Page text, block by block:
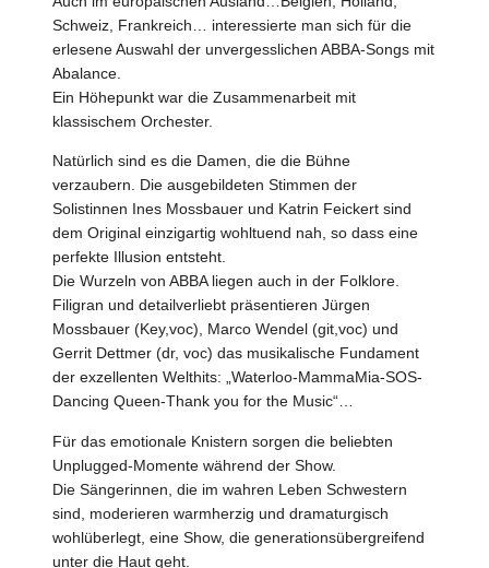
Schweiz, Frankreich… interessierte man sich für die
erlesene Auswahl der unvergesslichen ABBA-Songs mit
Abalance.
Ein Höhepunkt war die Zusammenarbeit mit
klassischem Orchester.
Natürlich sind es die Damen, die die Bühne
verzaubern. Die ausgebildeten Stimmen der
Solistinnen Ines Mossbauer und Katrin Feickert sind
dem Original einzigartig wohltuend nah, so dass eine
perfekte Illusion entsteht.
Die Wurzeln von ABBA liegen auch in der Folklore.
Filigran und detailverliebt präsentieren Jürgen
Mossbauer (Key,voc), Marco Wendel (git,voc) und
Gerrit Dettmer (dr, voc) das musikalische Fundament
der exzellenten Welthits: „Waterloo-MammaMia-SOS-
Dancing Queen-Thank you for the Music“…
Für das emotionale Knistern sorgen die beliebten
Unplugged-Momente während der Show.
Die Sängerinnen, die im wahren Leben Schwestern
sind, moderieren warmherzig und dramaturgisch
wohlüberlegt, eine Show, die generationsübergreifend
unter die Haut geht.